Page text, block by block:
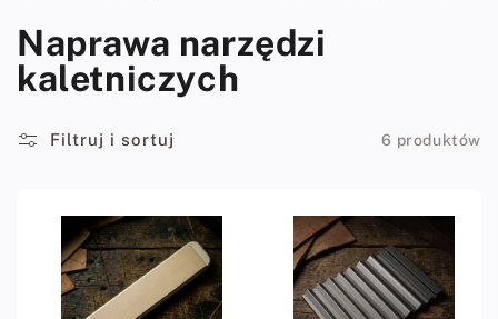
Naprawa narzędzi
kaletniczych
Filtruj i sortuj 6 produktów